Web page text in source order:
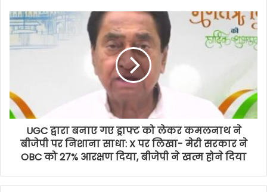
UGC द्वारा बनाए गए ड्राफ्ट को लेकर कमलनाथ ने
बीजेपी पर निशाना साधा: X पर लिखा- मेरी सरकार ने
OBC को 27% आरक्षण दिया, बीजेपी ने खत्म होने दिया